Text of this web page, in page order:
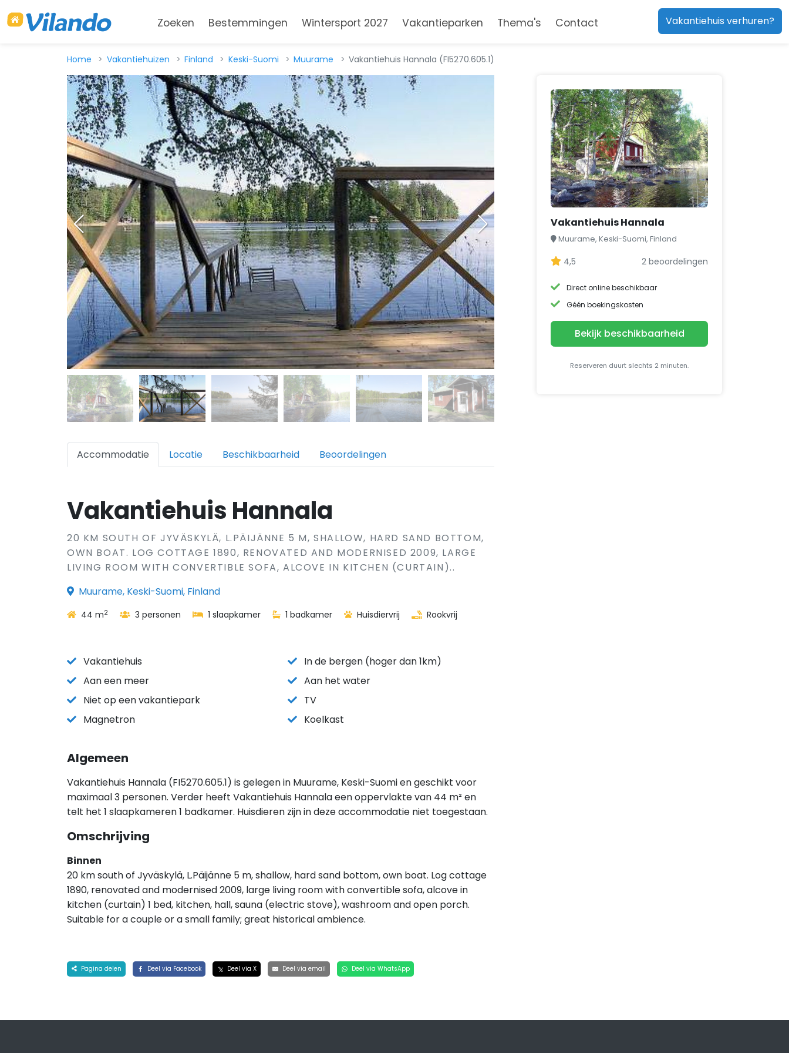
Zoeken Bestemmingen Wintersport 2027 Vakantieparken Thema's Contact Vakantiehuis verhuren?
Home Vakantiehuizen Finland Keski-Suomi Muurame Vakantiehuis Hannala (FI5270.605.1)
Accommodatie Locatie Beschikbaarheid Beoordelingen
Vakantiehuis Hannala
20 KM SOUTH OF JYVÄSKYLÄ, L.PÄIJÄNNE 5 M, SHALLOW, HARD SAND BOTTOM,
OWN BOAT. LOG COTTAGE 1890, RENOVATED AND MODERNISED 2009, LARGE
LIVING ROOM WITH CONVERTIBLE SOFA, ALCOVE IN KITCHEN (CURTAIN)..
Muurame, Keski-Suomi, Finland
44 m2 3 personen 1 slaapkamer 1 badkamer Huisdiervrij Rookvrij
Vakantiehuis
In de bergen (hoger dan 1km)
Aan een meer
Aan het water
Niet op een vakantiepark
TV
Magnetron
Koelkast
Algemeen
Vakantiehuis Hannala (FI5270.605.1) is gelegen in Muurame, Keski-Suomi en geschikt voor
maximaal 3 personen. Verder heeft Vakantiehuis Hannala een oppervlakte van 44 m² en
telt het 1 slaapkameren 1 badkamer. Huisdieren zijn in deze accommodatie niet toegestaan.
Omschrijving
Binnen
20 km south of Jyväskylä, L.Päijänne 5 m, shallow, hard sand bottom, own boat. Log cottage
1890, renovated and modernised 2009, large living room with convertible sofa, alcove in
kitchen (curtain) 1 bed, kitchen, hall, sauna (electric stove), washroom and open porch.
Suitable for a couple or a small family; great historical ambience.
Pagina delen Deel via Facebook Deel via X Deel via email Deel via WhatsApp
Vakantiehuis Hannala
Muurame, Keski-Suomi, Finland
4,5 2 beoordelingen
Direct online beschikbaar
Géén boekingskosten
Bekijk beschikbaarheid
Reserveren duurt slechts 2 minuten.